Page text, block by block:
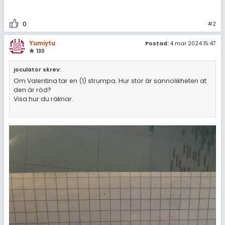
0 #2
Yumiytu
130
Postad: 4 mar 2024 15:47
joculator skrev:
Om Valentina tar en (1) strumpa. Hur stor är sannolikheten at
den är röd?
Visa hur du räknar.